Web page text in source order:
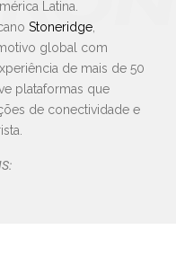
Latina.
Stoneridge
global com
de mais de 50
plataformas que
de conectividade e